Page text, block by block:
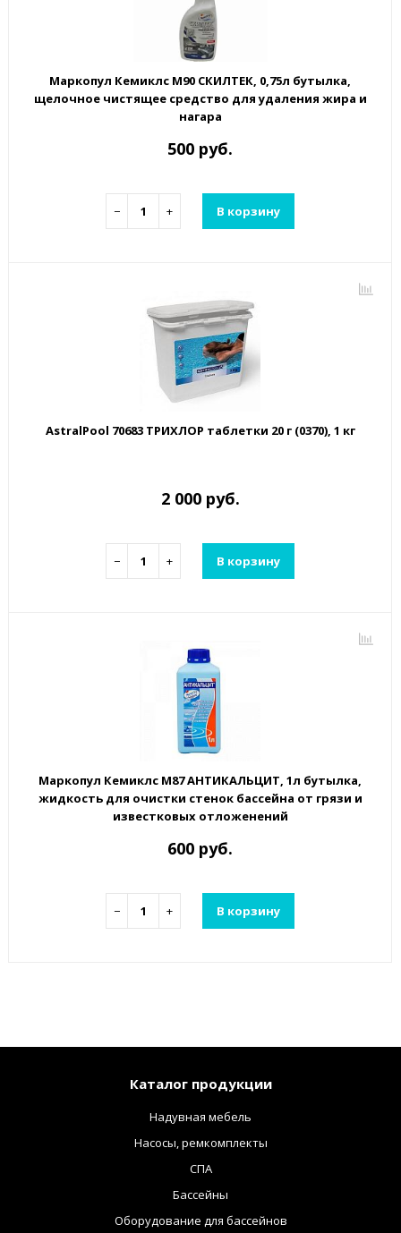
Маркопул Кемиклс М90 СКИЛТЕК, 0,75л бутылка,
щелочное чистящее средство для удаления жира и
нагара
500 руб.
− + В корзину
AstralPool 70683 ТРИХЛОР таблетки 20 г (0370), 1 кг
2 000 руб.
− + В корзину
Маркопул Кемиклс М87 АНТИКАЛЬЦИТ, 1л бутылка,
жидкость для очистки стенок бассейна от грязи и
известковых отложенений
600 руб.
− + В корзину
Каталог продукции
Надувная мебель
Насосы, ремкомплекты
СПА
Бассейны
Оборудование для бассейнов